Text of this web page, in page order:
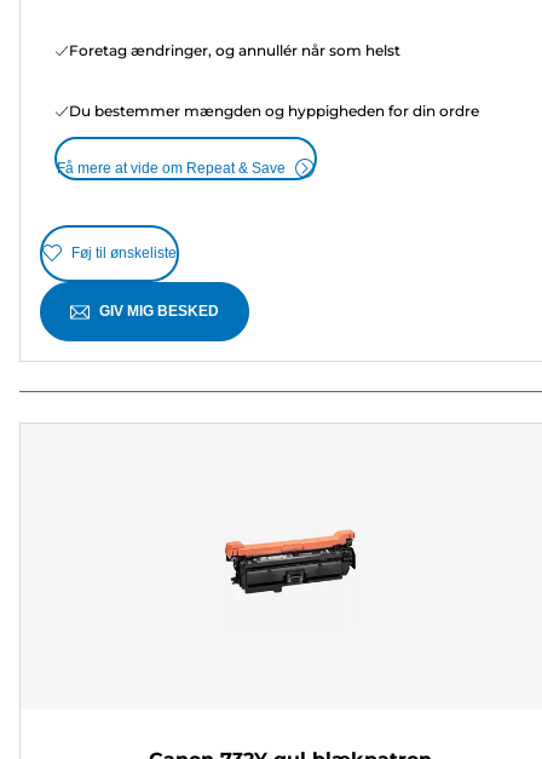
Foretag ændringer, og annullér når som helst
Du bestemmer mængden og hyppigheden for din ordre
Få mere at vide om Repeat & Save
Føj til ønskeliste
GIV MIG BESKED